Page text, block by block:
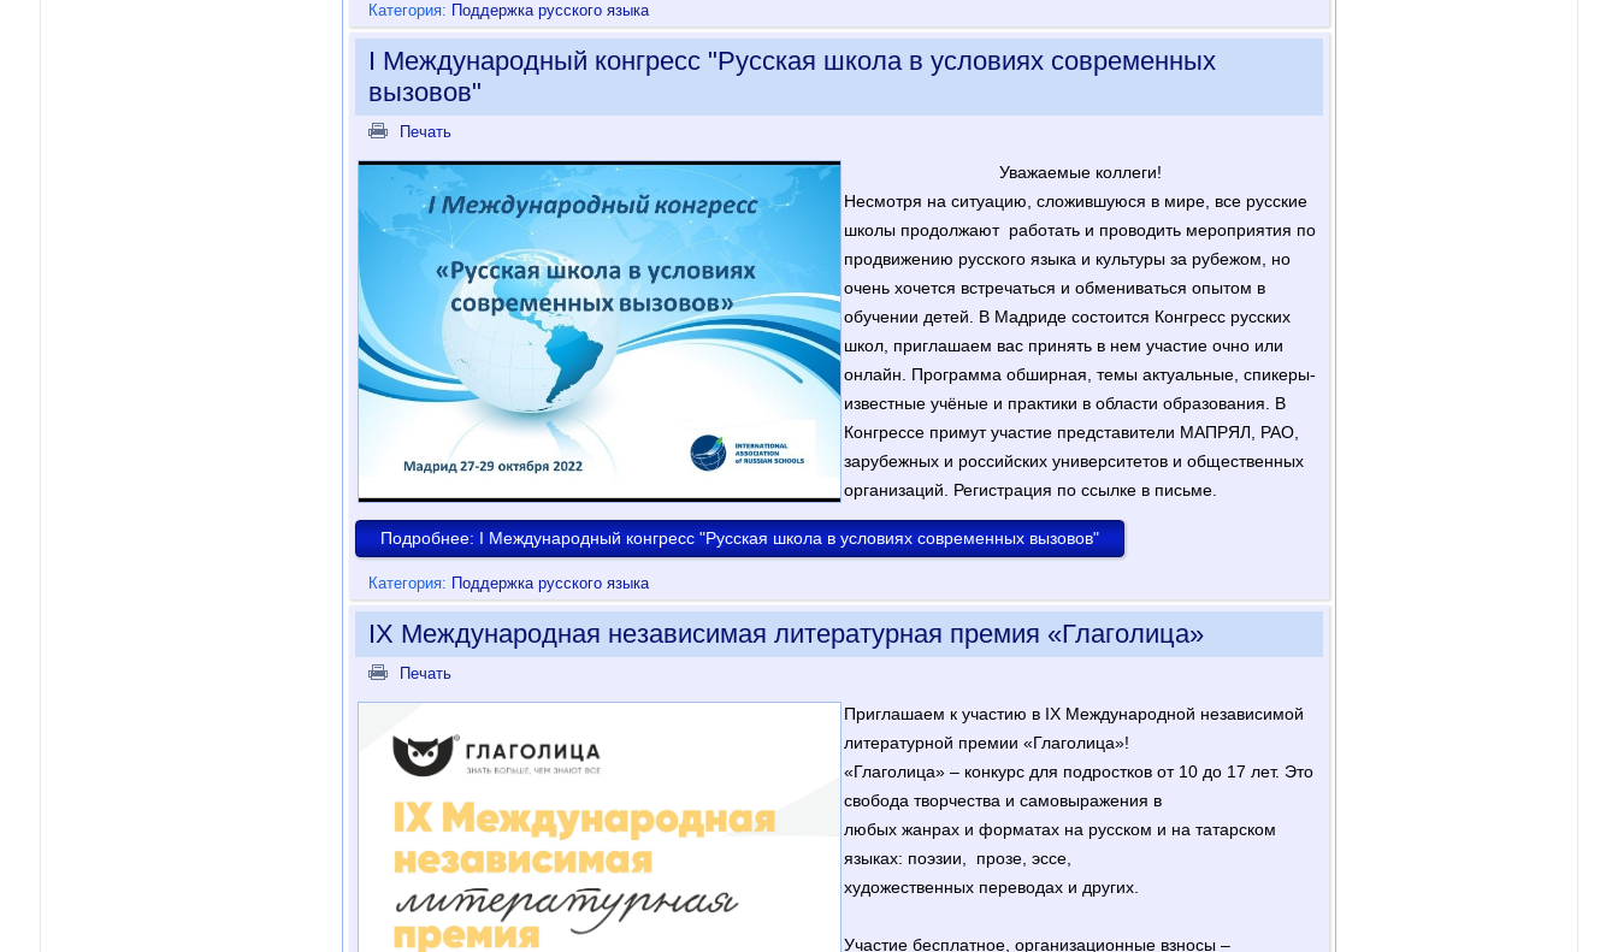
Категория: Поддержка русского языка
I Международный конгресс "Русская школа в условиях современных
вызовов"
Печать
Уважаемые коллеги!
Несмотря на ситуацию, сложившуюся в мире, все русские
школы продолжают работать и проводить мероприятия по
продвижению русского языка и культуры за рубежом, но
очень хочется встречаться и обмениваться опытом в
обучении детей. В Мадриде состоится Конгресс русских
школ, приглашаем вас принять в нем участие очно или
онлайн. Программа обширная, темы актуальные, спикеры-
известные учёные и практики в области образования. В
Конгрессе примут участие представители МАПРЯЛ, РАО,
зарубежных и российских университетов и общественных
организаций. Регистрация по ссылке в письме.
Подробнее: I Международный конгресс "Русская школа в условиях современных вызовов"
Категория: Поддержка русского языка
IX Международная независимая литературная премия «Глаголица»
Печать
Приглашаем к участию в IX Международной независимой
литературной премии «Глаголица»!
«Глаголица» – конкурс для подростков от 10 до 17 лет. Это
свобода творчества и самовыражения в
любых жанрах и форматах на русском и на татарском
языках: поэзии, прозе, эссе,
художественных переводах и других.
Участие бесплатное, организационные взносы –